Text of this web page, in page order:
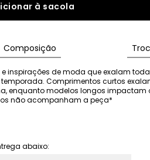
à sacola
Composição
inspirações de moda que exalam
Comprimentos curtos
enquanto modelos longos impactam
não acompanham a peça*
abaixo: